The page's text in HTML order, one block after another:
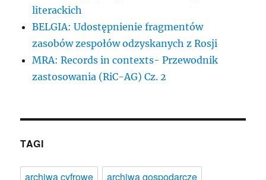
literackich
BELGIA: Udostępnienie fragmentów
zasobów zespołów odzyskanych z Rosji
MRA: Records in contexts- Przewodnik
zastosowania (RiC-AG) Cz. 2
TAGI
archiwa cyfrowe
archiwa gospodarcze